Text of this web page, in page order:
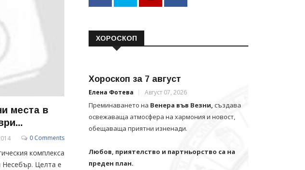
места в
0 Comments
комплекса
Несебър. Целта е
ХОРОСКОП
Хороскоп за 7 август
Елена Фотева Август 07, 2026
Преминаването на Венера във Везни, създава
освежаваща атмосфера на хармония и новост,
обещаваща приятни изненади.
Любов, приятелство и партньорство са на
преден план.